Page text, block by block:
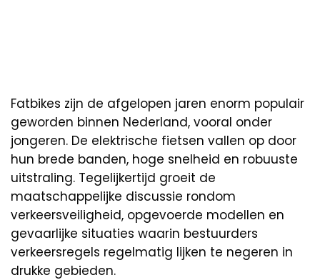
Fatbikes zijn de afgelopen jaren enorm populair
geworden binnen Nederland, vooral onder
jongeren. De elektrische fietsen vallen op door
hun brede banden, hoge snelheid en robuuste
uitstraling. Tegelijkertijd groeit de
maatschappelijke discussie rondom
verkeersveiligheid, opgevoerde modellen en
gevaarlijke situaties waarin bestuurders
verkeersregels regelmatig lijken te negeren in
drukke gebieden.